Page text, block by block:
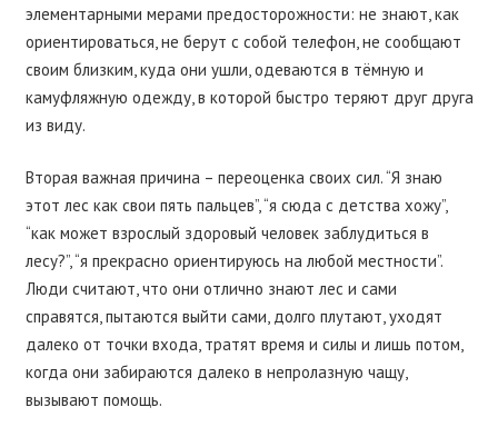
элементарными мерами предосторожности: не знают, как
ориентироваться, не берут с собой телефон, не сообщают
своим близким, куда они ушли, одеваются в тёмную и
камуфляжную одежду, в которой быстро теряют друг друга
из виду.
Вторая важная причина – переоценка своих сил. “Я знаю
этот лес как свои пять пальцев”, “я сюда с детства хожу”,
“как может взрослый здоровый человек заблудиться в
лесу?”, “я прекрасно ориентируюсь на любой местности”.
Люди считают, что они отлично знают лес и сами
справятся, пытаются выйти сами, долго плутают, уходят
далеко от точки входа, тратят время и силы и лишь потом,
когда они забираются далеко в непролазную чащу,
вызывают помощь.